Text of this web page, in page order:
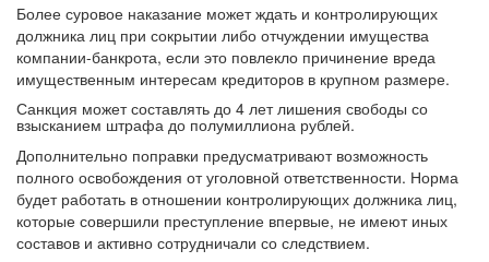
Более суровое наказание может ждать и контролирующих
должника лиц при сокрытии либо отчуждении имущества
компании-банкрота, если это повлекло причинение вреда
имущественным интересам кредиторов в крупном размере.
Санкция может составлять до 4 лет лишения свободы со
взысканием штрафа до полумиллиона рублей.
Дополнительно поправки предусматривают возможность
полного освобождения от уголовной ответственности. Норма
будет работать в отношении контролирующих должника лиц,
которые совершили преступление впервые, не имеют иных
составов и активно сотрудничали со следствием.